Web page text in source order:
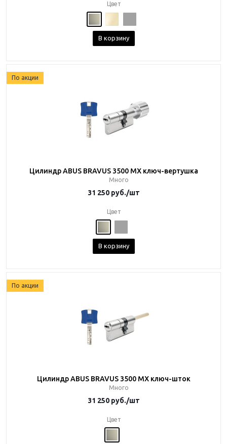
Цвет
В корзину
По акции
Цилиндр ABUS BRAVUS 3500 MX ключ-вертушка
Много
31 250 руб./шт
Цвет
В корзину
По акции
Цилиндр ABUS BRAVUS 3500 MX ключ-шток
Много
31 250 руб./шт
Цвет